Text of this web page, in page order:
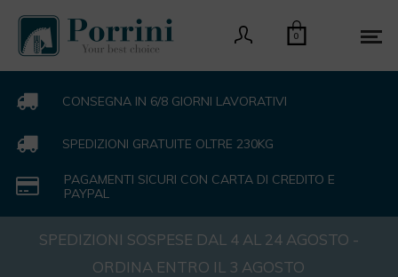
0
CONSEGNA IN 6/8 GIORNI LAVORATIVI
SPEDIZIONI GRATUITE OLTRE 230KG
PAGAMENTI SICURI CON CARTA DI CREDITO E
PAYPAL
SPEDIZIONI SOSPESE DAL 4 AL 24 AGOSTO -
ORDINA ENTRO IL 3 AGOSTO